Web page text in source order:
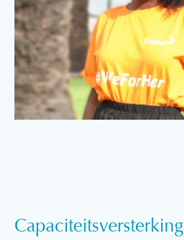
Capaciteitsversterking